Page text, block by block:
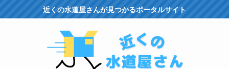
近くの水道屋さんが見つかるポータルサイト